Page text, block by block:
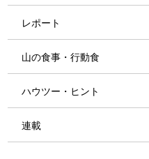
レポート
山の食事・行動食
ハウツー・ヒント
連載